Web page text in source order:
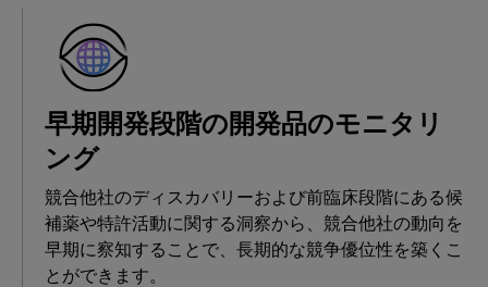
早期開発段階の開発品のモニタリ
ング
競合他社のディスカバリーおよび前臨床段階にある候
補薬や特許活動に関する洞察から、競合他社の動向を
早期に察知することで、長期的な競争優位性を築くこ
とができます。